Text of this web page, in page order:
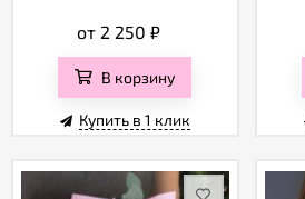
от 2 250 ₽
В корзину
Купить в 1 клик